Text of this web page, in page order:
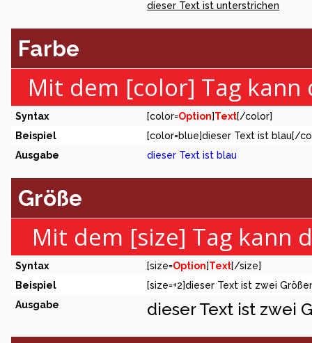
dieser Text ist unterstrichen
Farbe
Mit dem [color] Tag
Syntax [color=Option]Text[/color]
Beispiel
[color=blue]dieser Text ist blau[/
Ausgabe
dieser Text ist blau
Größe
Mit dem [size] Tag kann
Syntax [size=Option]Text[/size]
Beispiel
[size=+2]dieser Text ist zwei
Ausgabe
dieser Text ist zwei